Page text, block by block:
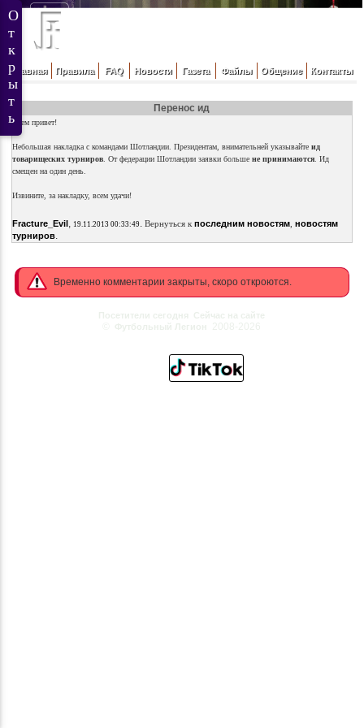
Главная Правила FAQ Новости Газета Файлы Общение Контакты
Перенос ид
Всем привет!
Небольшая накладка с командами Шотландии. Президентам, внимательней указывайте ид
товарищеских турниров. От федерации Шотландии заявки больше не принимаются. Ид
смещен на один день.
Извините, за накладку, всем удачи!
Fracture_Evil, 19.11.2013 00:33:49. Вернуться к последним новостям, новостям
турниров.
Временно комментарии закрыты, скоро откроются.